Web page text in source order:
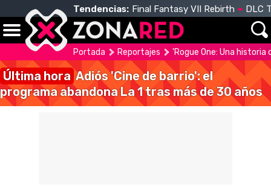
Tendencias: Final Fantasy VII Rebirth DLC
Portada Reportajes 'Rogue One: Una historia
Última hora Adiós 'Cine de barrio': el
programa abandona La 1 tras más de 30 años